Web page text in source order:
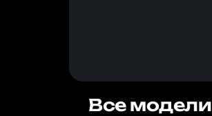
Все модели